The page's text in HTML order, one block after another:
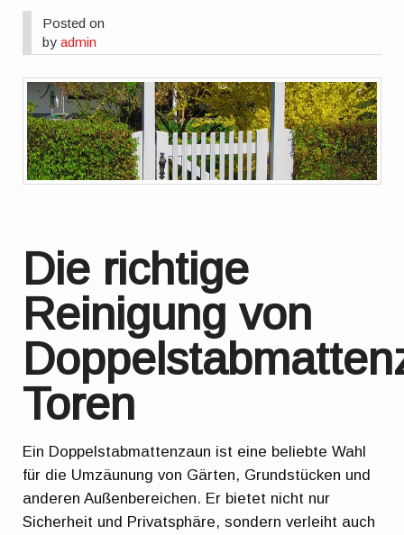
Posted on
byadmin
Die richtige
Reinigung von
Toren
Ein Doppelstabmattenzaun ist eine beliebte Wahl
für die Umzäunung von Gärten, Grundstücken und
anderen Außenbereichen. Er bietet nicht nur
Sicherheit und Privatsphäre, sondern verleiht auch